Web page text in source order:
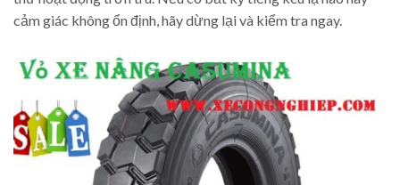
cảm giác không ổn định, hãy dừng lại và kiểm tra ngay.